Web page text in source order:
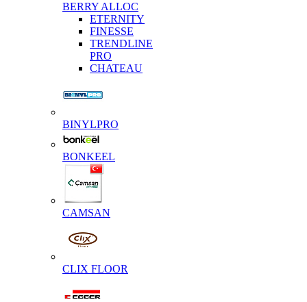
BERRY ALLOC
ETERNITY
FINESSE
TRENDLINE
PRO
CHATEAU
BINYLPRO
BONKEEL
CAMSAN
CLIX FLOOR